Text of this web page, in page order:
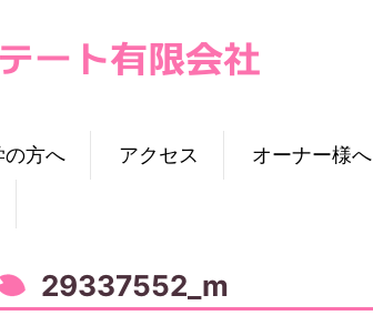
方へ アクセス オーナー様へ
29337552_m